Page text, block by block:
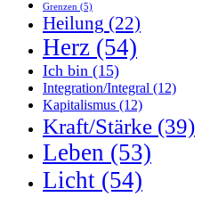
Grenzen (5)
Heilung (22)
Herz (54)
Ich bin (15)
Integration/Integral (12)
Kapitalismus (12)
Kraft/Stärke (39)
Leben (53)
Licht (54)